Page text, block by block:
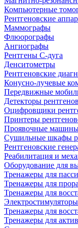
Компьютерные
Рентгеновские
Маммографы
Флюорографы
Ангиографы
Рентгены С-дуга
Денситометры
Рентгеновские
Конусно-лучевые
Передвижные
Детекторы
Оцифровщики
Принтеры
Проявочные машины
Сушильные шкафы
Рентгеновские
Реабилитация и
Оборудование для
Тренажеры для
Тренажеры для
Тренажеры для
Тренажеры для
Тренажеры для